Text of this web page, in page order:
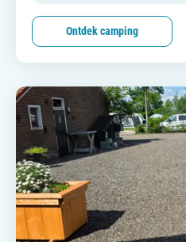
Ontdek camping